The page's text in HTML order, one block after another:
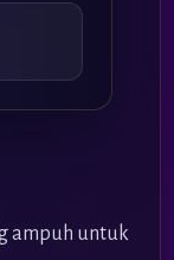
ampuh untuk